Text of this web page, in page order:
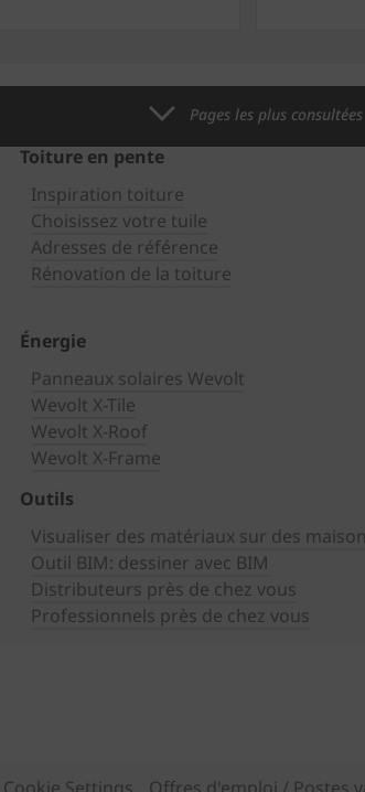
Pages les plus consultées
Toiture en pente
Inspiration toiture
Choisissez votre tuile
Adresses de référence
Rénovation de la toiture
Énergie
Panneaux solaires Wevolt
Wevolt X-Tile
Wevolt X-Roof
Wevolt X-Frame
Outils
Visualiser des matériaux sur des
Outil BIM: dessiner avec BIM
Distributeurs près de chez vous
Professionnels près de chez vous